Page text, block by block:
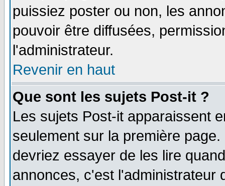
puissiez poster ou non, les
pouvoir être diffusées,
l'administrateur.
Revenir en haut
Que sont les sujets Post-it ?
Les sujets Post-it apparaissent
seulement sur la première
devriez essayer de les lire
annonces, c'est l'administrateur